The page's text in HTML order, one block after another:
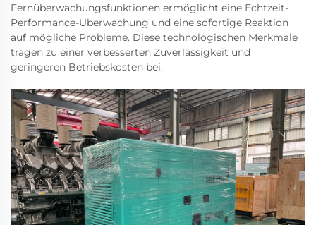
Fernüberwachungsfunktionen ermöglicht eine Echtzeit-
Performance-Überwachung und eine sofortige Reaktion
auf mögliche Probleme. Diese technologischen Merkmale
tragen zu einer verbesserten Zuverlässigkeit und
geringeren Betriebskosten bei.